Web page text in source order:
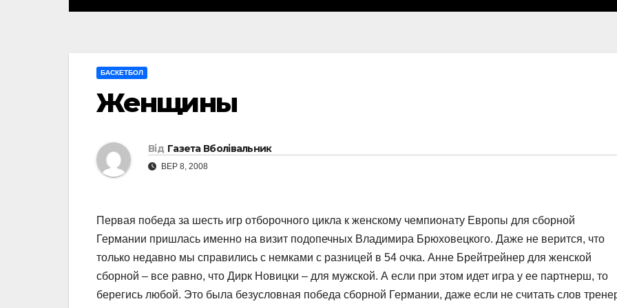
БАСКЕТБОЛ
Женщины
Від Газета Вболівальник
ВЕР 8, 2008
Первая победа за шесть игр отборочного цикла к женскому чемпионату Европы для сборной
Германии пришлась именно на визит подопечных Владимира Брюховецкого. Даже не верится, что
только недавно мы справились с немками с разницей в 54 очка. Анне Брейтрейнер для женской
сборной – все равно, что Дирк Новицки – для мужской. А если при этом идет игра у ее партнерш, то
берегись любой. Это была безусловная победа сборной Германии, даже если не считать слов